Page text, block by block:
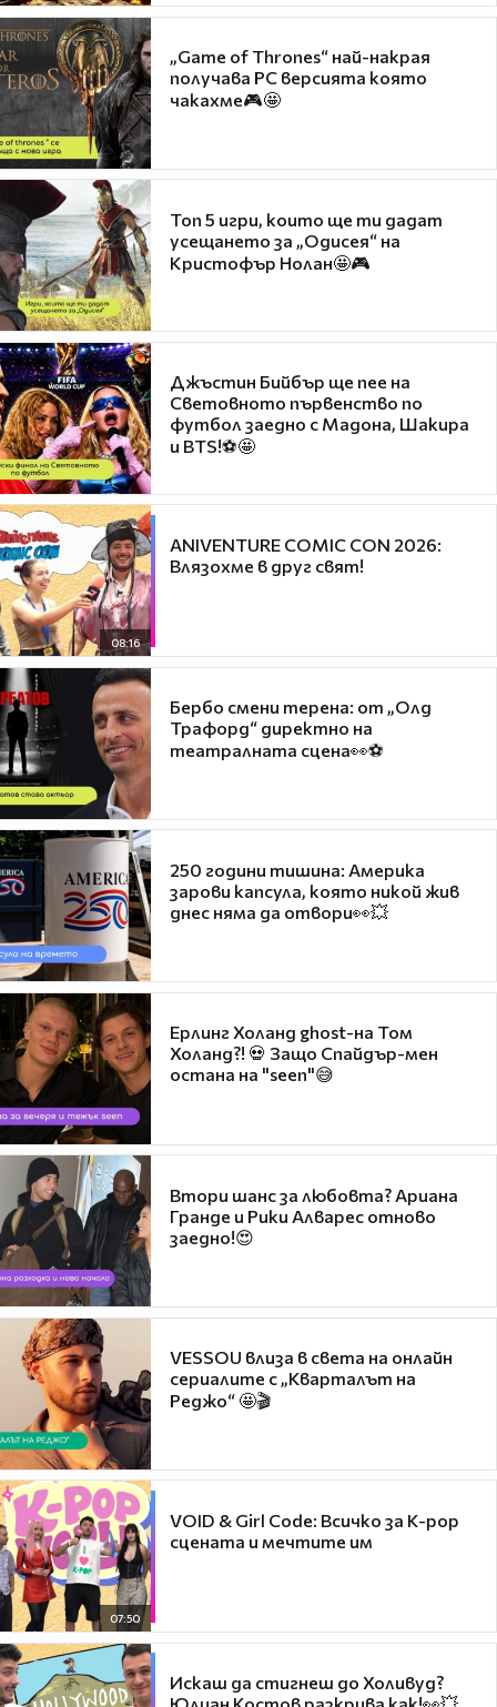
„Game of Thrones“ най-накрая
получава PC версията която
чакахме🎮🤩
Топ 5 игри, които ще ти дадат
усещането за „Одисея“ на
Кристофър Нолан🤩🎮
Джъстин Бийбър ще пее на
Световното първенство по
футбол заедно с Мадона, Шакира
и BTS!⚽🤩
08:16
ANIVENTURE COMIC CON 2026:
Влязохме в друг свят!
Бербо смени терена: от „Олд
Трафорд“ директно на
театралната сцена👀⚽
250 години тишина: Америка
зарови капсула, която никой жив
днес няма да отвори👀💥
Ерлинг Холанд ghost-на Том
Холанд?! 💀 Защо Спайдър-мен
остана на "seen"😅
Втори шанс за любовта? Ариана
Гранде и Рики Алварес отново
заедно!😍
VESSOU влиза в света на онлайн
сериалите с „Кварталът на
Реджо“ 🤩🎬
07:50
VOID & Girl Code: Всичко за K-pop
сцената и мечтите им
Искаш да стигнеш до Холивуд?